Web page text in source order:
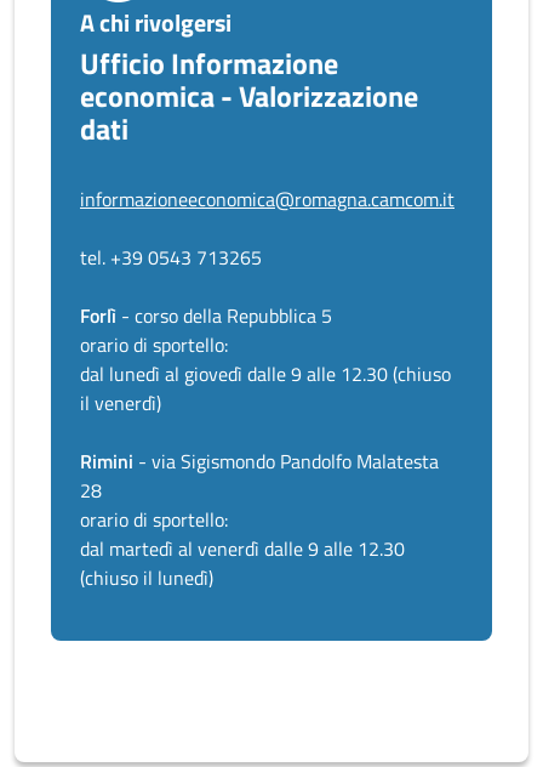
A chi rivolgersi
Ufficio Informazione
economica - Valorizzazione
dati
informazioneeconomica@romagna.camcom.it
tel. +39 0543 713265
Forlì - corso della Repubblica 5
orario di sportello:
dal lunedì al giovedì dalle 9 alle 12.30 (chiuso
il venerdì)
Rimini - via Sigismondo Pandolfo Malatesta
28
orario di sportello:
dal martedì al venerdì dalle 9 alle 12.30
(chiuso il lunedì)